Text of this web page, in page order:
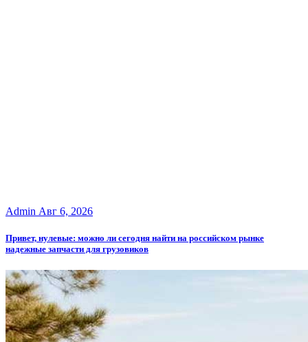
Admin Авг 6, 2026
Привет, нулевые: можно ли сегодня найти на российском рынке
надежные запчасти для грузовиков